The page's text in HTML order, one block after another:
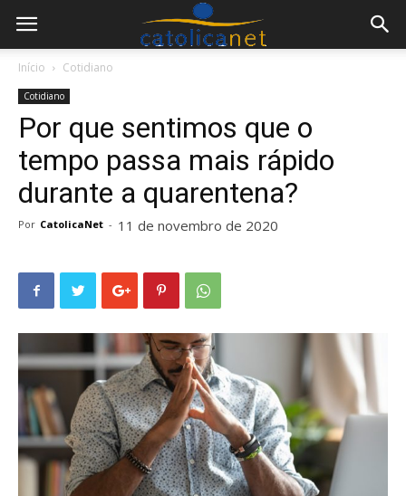
Início Cotidiano
Cotidiano
Por que sentimos que o
tempo passa mais rápido
durante a quarentena?
Por CatolicaNet - 11 de novembro de 2020